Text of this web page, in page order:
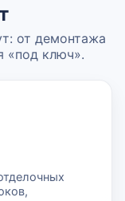
от демонтажа
«под ключ».